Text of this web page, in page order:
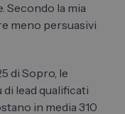
Secondo la mia
meno persuasivi
di Sopro, le
lead qualificati
in media 310